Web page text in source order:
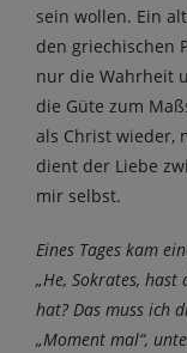
sein wollen. Ein
den griechischen
nur die Wahrheit
die Güte zum
als Christ wieder,
dient der Liebe
mir selbst.
Eines Tages kam
„He, Sokrates,
hat? Das muss ich
„Moment mal“,